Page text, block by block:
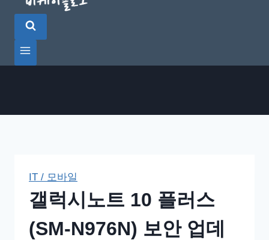
IT / 모바일
갤럭시노트 10 플러스
(SM-N976N) 보안 업데